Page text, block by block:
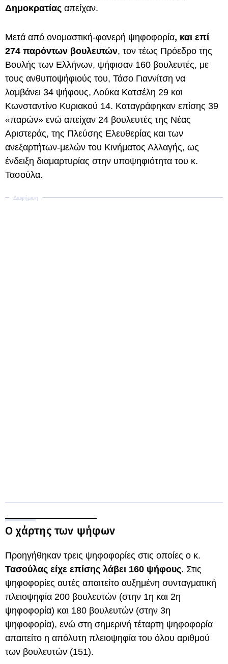
Δημοκρατίας απείχαν.
Μετά από ονομαστική-φανερή ψηφοφορία, και επί
274 παρόντων βουλευτών, τον τέως Πρόεδρο της
Βουλής των Ελλήνων, ψήφισαν 160 βουλευτές, με
τους ανθυποψήφιούς του, Τάσο Γιαννίτση να
λαμβάνει 34 ψήφους, Λούκα Κατσέλη 29 και
Κωνσταντίνο Κυριακού 14. Καταγράφηκαν επίσης 39
«παρών» ενώ απείχαν 24 βουλευτές της Νέας
Αριστεράς, της Πλεύσης Ελευθερίας και των
ανεξαρτήτων-μελών του Κινήματος Αλλαγής, ως
ένδειξη διαμαρτυρίας στην υποψηφιότητα του κ.
Τασούλα.
Ο χάρτης των ψήφων
Προηγήθηκαν τρεις ψηφοφορίες στις οποίες ο κ.
Τασούλας είχε επίσης λάβει 160 ψήφους. Στις
ψηφοφορίες αυτές απαιτείτο αυξημένη συνταγματική
πλειοψηφία 200 βουλευτών (στην 1η και 2η
ψηφοφορία) και 180 βουλευτών (στην 3η
ψηφοφορία), ενώ στη σημερινή τέταρτη ψηφοφορία
απαιτείτο η απόλυτη πλειοψηφία του όλου αριθμού
των βουλευτών (151).